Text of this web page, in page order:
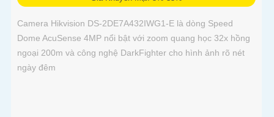
Camera Hikvision DS-2DE7A432IWG1-E là dòng Speed
Dome AcuSense 4MP nổi bật với zoom quang học 32x hồng
ngoại 200m và công nghệ DarkFighter cho hình ảnh rõ nét
ngày đêm